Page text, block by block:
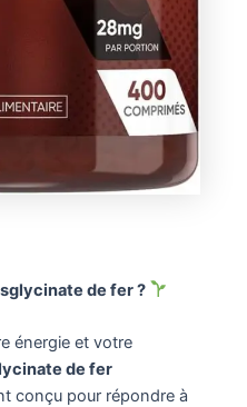
de fer ?
énergie et votre
de fer
conçu pour répondre à